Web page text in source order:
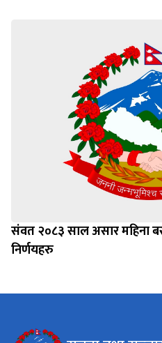
संवत २०८३ साल असार महिना
निर्णयहरु